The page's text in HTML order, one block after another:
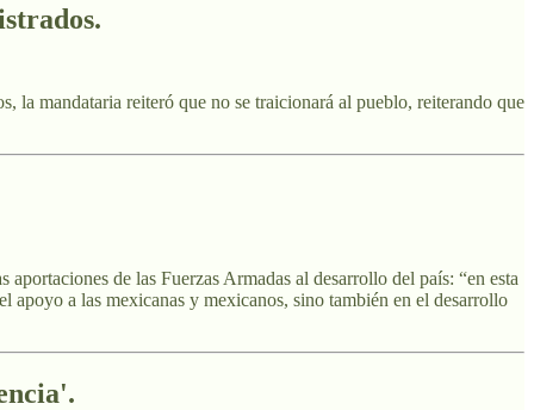
la mandataria reiteró que no se traicionará al pueblo, reiterando que
de las Fuerzas Armadas al desarrollo del país: “en esta
apoyo a las mexicanas y mexicanos, sino también en el desarrollo